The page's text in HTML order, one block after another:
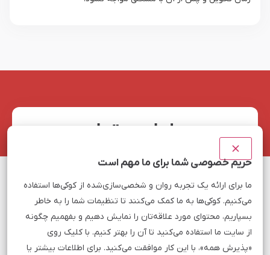
درخواست تماس
نام و نام خانوادگی
موبایل
کد امنیتی:9 - 7
حریم خصوصی شما برای ما مهم است
ما برای ارائه یک تجربه روان و شخصی‌سازی‌شده از کوکی‌ها استفاده
می‌کنیم. کوکی‌ها به ما کمک می‌کنند تا تنظیمات شما را به خاطر
بسپاریم، محتوای مورد علاقه‌تان را نمایش دهیم و بفهمیم چگونه
از سایت ما استفاده می‌کنید تا آن را بهتر کنیم. با کلیک روی
«پذیرش همه»، با این کار موافقت می‌کنید. برای اطلاعات بیشتر یا